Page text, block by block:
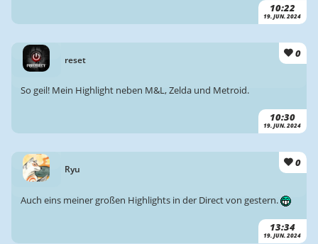
10:22
19. JUN. 2024
reset
0
10:30
19. JUN. 2024
So geil! Mein Highlight neben M&L, Zelda und Metroid.
Ryu
0
13:34
19. JUN. 2024
Auch eins meiner großen Highlights in der Direct von gestern.